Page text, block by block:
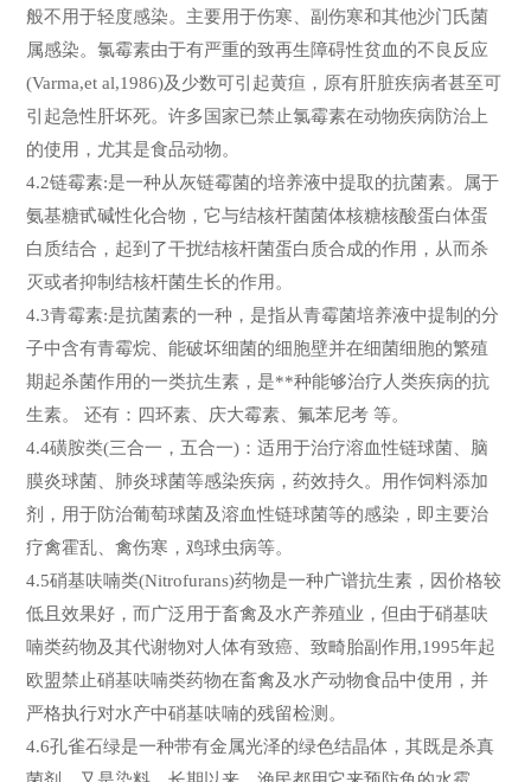
般不用于轻度感染。主要用于伤寒、副伤寒和其他沙门氏菌
属感染。氯霉素由于有严重的致再生障碍性贫血的不良反应
(Varma,et al,1986)及少数可引起黄疸，原有肝脏疾病者甚至可
引起急性肝坏死。许多国家已禁止氯霉素在动物疾病防治上
的使用，尤其是食品动物。
4.2链霉素:是一种从灰链霉菌的培养液中提取的抗菌素。属于
氨基糖甙碱性化合物，它与结核杆菌菌体核糖核酸蛋白体蛋
白质结合，起到了干扰结核杆菌蛋白质合成的作用，从而杀
灭或者抑制结核杆菌生长的作用。
4.3青霉素:是抗菌素的一种，是指从青霉菌培养液中提制的分
子中含有青霉烷、能破坏细菌的细胞壁并在细菌细胞的繁殖
期起杀菌作用的一类抗生素，是**种能够治疗人类疾病的抗
生素。 还有：四环素、庆大霉素、氟苯尼考 等。
4.4磺胺类(三合一，五合一)：适用于治疗溶血性链球菌、脑
膜炎球菌、肺炎球菌等感染疾病，药效持久。用作饲料添加
剂，用于防治葡萄球菌及溶血性链球菌等的感染，即主要治
疗禽霍乱、禽伤寒，鸡球虫病等。
4.5硝基呋喃类(Nitrofurans)药物是一种广谱抗生素，因价格较
低且效果好，而广泛用于畜禽及水产养殖业，但由于硝基呋
喃类药物及其代谢物对人体有致癌、致畸胎副作用,1995年起
欧盟禁止硝基呋喃类药物在畜禽及水产动物食品中使用，并
严格执行对水产中硝基呋喃的残留检测。
4.6孔雀石绿是一种带有金属光泽的绿色结晶体，其既是杀真